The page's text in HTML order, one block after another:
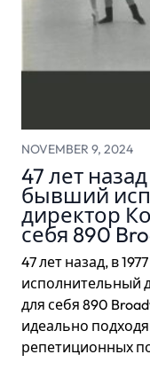
NOVEMBER 9, 2024
47 лет
бывший
директор
себя 890
47 лет назад, в
исполнительный
для себя 890
идеально
репетиционных